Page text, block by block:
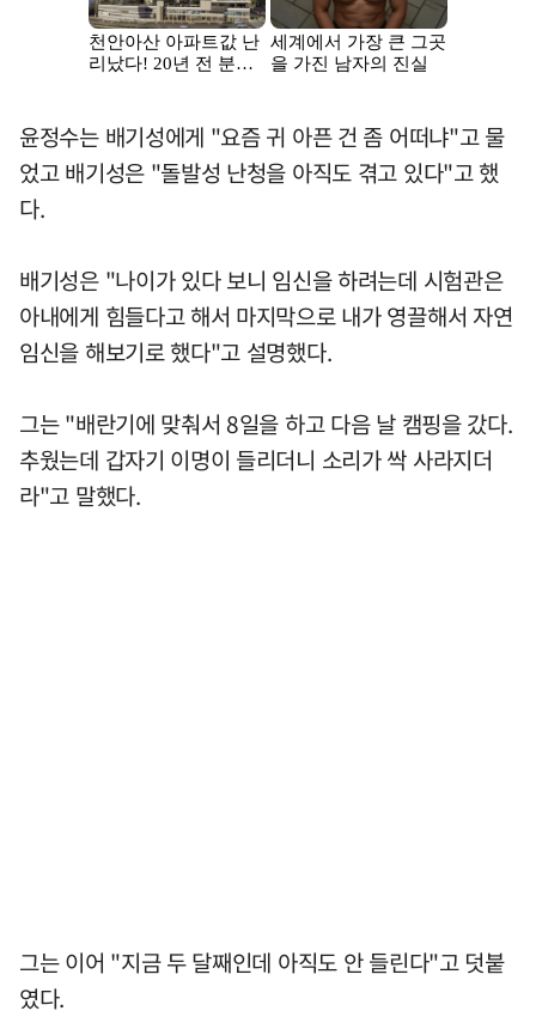
윤정수는 배기성에게 "요즘 귀 아픈 건 좀 어떠냐"고 물
었고 배기성은 "돌발성 난청을 아직도 겪고 있다"고 했
다.
배기성은 "나이가 있다 보니 임신을 하려는데 시험관은
아내에게 힘들다고 해서 마지막으로 내가 영끌해서 자연
임신을 해보기로 했다"고 설명했다.
그는 "배란기에 맞춰서 8일을 하고 다음 날 캠핑을 갔다.
추웠는데 갑자기 이명이 들리더니 소리가 싹 사라지더
라"고 말했다.
그는 이어 "지금 두 달째인데 아직도 안 들린다"고 덧붙
였다.